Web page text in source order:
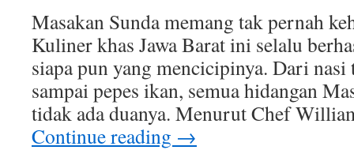
Masakan Sunda memang tak pernah
Kuliner khas Jawa Barat ini selalu
siapa pun yang mencicipinya. Dari nasi
sampai pepes ikan, semua hidangan
tidak ada duanya. Menurut Chef
Continue reading →